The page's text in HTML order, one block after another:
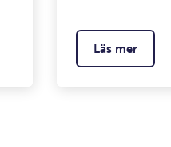
Läs mer